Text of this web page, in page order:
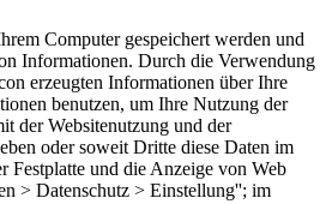
Computer gespeichert werden und
Informationen. Durch die Verwendung
erzeugten Informationen über Ihre
benutzen, um Ihre Nutzung der
der Websitenutzung und der
oder soweit Dritte diese Daten im
Festplatte und die Anzeige von Web
> Datenschutz > Einstellung''; im